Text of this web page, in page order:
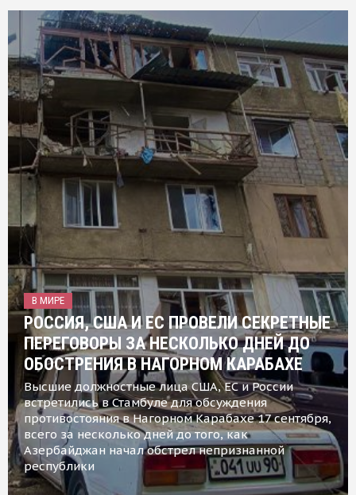
В МИРЕ
РОССИЯ, США И ЕС ПРОВЕЛИ СЕКРЕТНЫЕ
ПЕРЕГОВОРЫ ЗА НЕСКОЛЬКО ДНЕЙ ДО
ОБОСТРЕНИЯ В НАГОРНОМ КАРАБАХЕ
Высшие должностные лица США, ЕС и России
встретились в Стамбуле для обсуждения
противостояния в Нагорном Карабахе 17 сентября,
всего за несколько дней до того, как
Азербайджан начал обстрел непризнанной
республики